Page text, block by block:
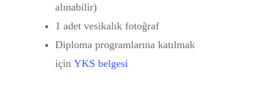
alınabilir)
1 adet vesikalık fotoğraf
Diploma programlarına katılmak
için YKS belgesi